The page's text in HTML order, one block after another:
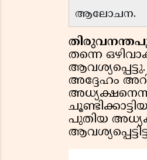
ആലോചന.
തന്നെ
അദ്ദേഹം
പുതിയ